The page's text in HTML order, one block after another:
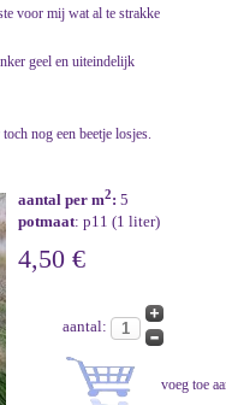
voor mij wat al te strakke
geel en uiteindelijk
nog een beetje losjes.
aantal per m2: 5
potmaat: p11 (1 liter)
4,50 €
aantal: